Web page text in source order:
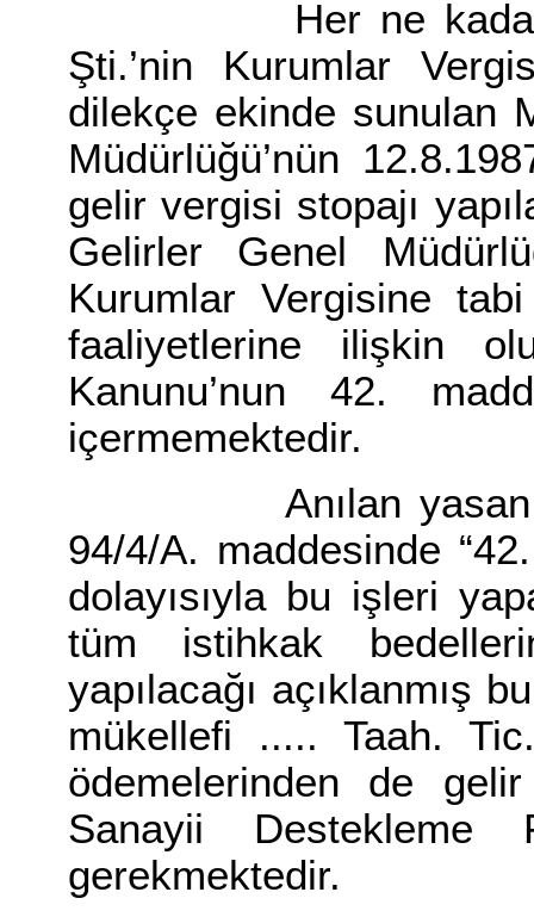
Her ne kadar
Şti.’nin Kurumlar
dilekçe ekinde sunulan
Müdürlüğü’nün
gelir vergisi stopajı
Gelirler Genel
Kurumlar Vergisine
faaliyetlerine ilişkin
Kanunu’nun 42.
içermemektedir.
Anılan yasanın
94/4/A. maddesinde
dolayısıyla bu işleri
tüm istihkak
yapılacağı açıklanmış
mükellefi ..... Taah.
ödemelerinden de
Sanayii Destekleme
gerekmektedir.